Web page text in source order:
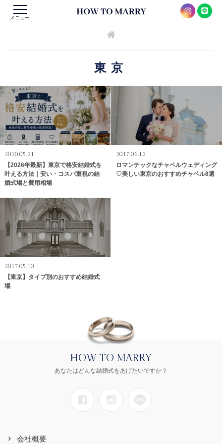
メニュー
東京
2020.05.21
【2026年最新】東京で格安結婚式を
叶える方法｜安い・コスパ重視の結
婚式場と費用相場
2017.06.12
ロマンチックなチャペルウェディング
♡美しい東京のおすすめチャペル8選
2017.05.10
【東京】タイプ別のおすすめ結婚式
場
HOW TO MARRY
あなたはどんな結婚式をあげたいですか？
会社概要